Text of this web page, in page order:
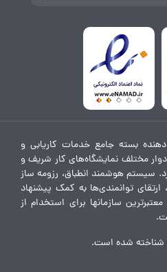
بسته جامع خدمات کاریابی و
مختلف نمایشگاه‌های کار شریف و
سیستم هوشمند انطباق، رزومه ساز
توانمندی‌ها به کمک پیشنهاد
سازمانها برای استخدام از
شناخته شده است.